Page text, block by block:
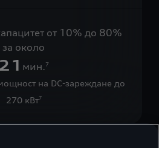
от 10% до 80%
за около
21 мин.7
на DC-зареждане до
270 кВт7